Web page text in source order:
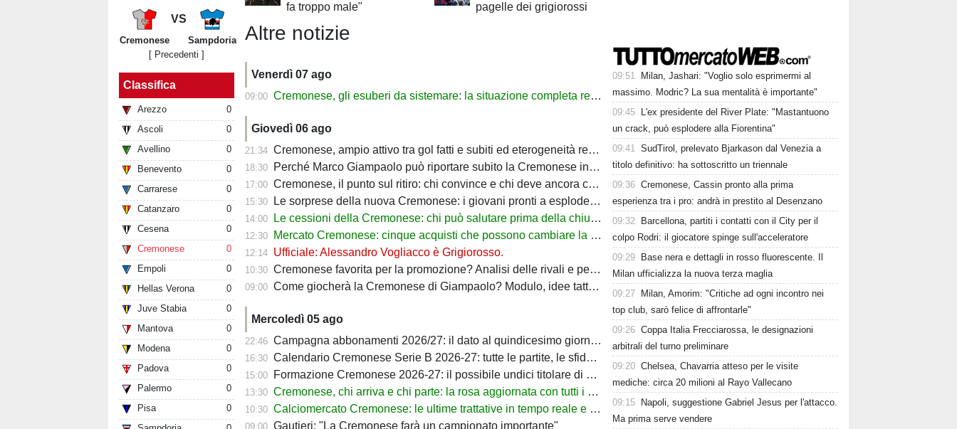
VS
Cremonese
Sampdoria
[ Precedenti ]
Classifica
Arezzo
0
Ascoli
0
Avellino
0
Benevento
0
Carrarese
0
Catanzaro
0
Cesena
0
Cremonese
0
Empoli
0
Hellas Verona
0
Juve Stabia
0
Mantova
0
Modena
0
Padova
0
Palermo
0
Pisa
0
fa troppo male"
pagelle dei grigiorossi
Altre notizie
Venerdì 07 ago
09:00 Cremonese, gli esuberi da sistemare: la situazione completa reparto per reparto
Giovedì 06 ago
21:34 Cremonese, ampio attivo tra gol fatti e subiti ed eterogeneità realizzativa
18:30 Perché Marco Giampaolo può riportare subito la Cremonese in Serie A
17:00 Cremonese, il punto sul ritiro: chi convince e chi deve ancora crescere
15:30 Le sorprese della nuova Cremonese: i giovani pronti a esplodere con Marco Giampaolo
14:00 Le cessioni della Cremonese: chi può salutare prima della chiusura del mercato
12:30 Mercato Cremonese: cinque acquisti che possono cambiare la stagione dei grigiorossi
12:14 Ufficiale: Alessandro Vogliacco è Grigiorosso.
10:30 Cremonese favorita per la promozione? Analisi delle rivali e percentuali di ritorno in Serie A
09:00 Come giocherà la Cremonese di Giampaolo? Modulo, idee tattiche e nuovi protagonisti
Mercoledì 05 ago
22:46 Campagna abbonamenti 2026/27: il dato al quindicesimo giorno di prelazione
16:30 Calendario Cremonese Serie B 2026-27: tutte le partite, le sfide decisive e il percorso verso la Serie A
15:00 Formazione Cremonese 2026-27: il possibile undici titolare di Marco Giampaolo
13:30 Cremonese, chi arriva e chi parte: la rosa aggiornata con tutti i movimenti ufficiali
10:30 Calciomercato Cremonese: le ultime trattative in tempo reale e tutti gli obiettivi di Botturi
09:00 Gautieri: "La Cremonese farà un campionato importante"
09:51
Milan, Jashari: "Voglio solo esprimermi al
massimo. Modric? La sua mentalità è importante"
09:45
L'ex presidente del River Plate: "Mastantuono
un crack, può esplodere alla Fiorentina"
09:41 SudTirol, prelevato Bjarkason dal Venezia a
titolo definitivo: ha sottoscritto un triennale
09:36 Cremonese, Cassin pronto alla prima
esperienza tra i pro: andrà in prestito al Desenzano
09:32
Barcellona, partiti i contatti con il City per il
colpo Rodri: il giocatore spinge sull'acceleratore
09:29
Base nera e dettagli in rosso fluorescente. Il
Milan ufficializza la nuova terza maglia
09:27
Milan, Amorim: "Critiche ad ogni incontro nei
top club, sarò felice di affrontarle"
09:26 Coppa Italia Frecciarossa, le designazioni
arbitrali del turno preliminare
09:20 Chelsea, Chavarria atteso per le visite
mediche: circa 20 milioni al Rayo Vallecano
09:15
Napoli, suggestione Gabriel Jesus per l'attacco.
Ma prima serve vendere